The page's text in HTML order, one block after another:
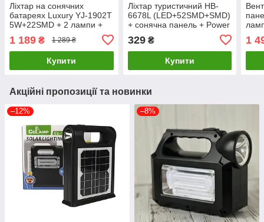
Ліхтар на сонячних
батареях Luxury YJ-1902T
5W+22SMD + 2 лампи +
режими)
1 189 ₴ 1 289 ₴
Купити
Ліхтар туристичний HB-
6678L (LED+52SMD+SMD)
+ сонячна панель + Power
режими)
329₴
Купити
1
Акційні пропозиції та новинки
–12% –8%